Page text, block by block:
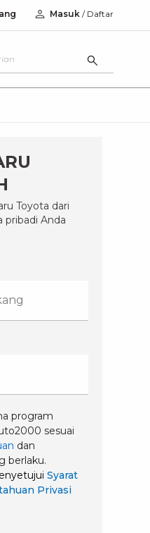
Masuk / Daftar
Toyota dari
pribadi Anda
program
sesuai
dan
berlaku.
Syarat
Privasi